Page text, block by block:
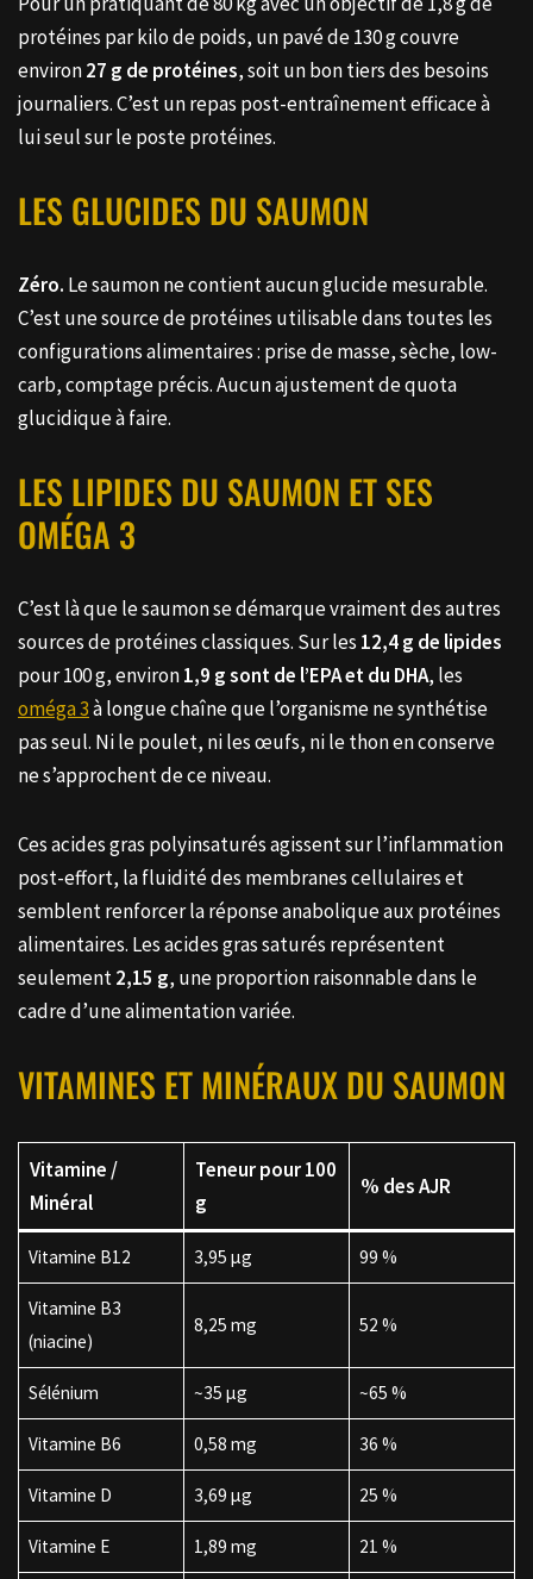
protéines par kilo de poids, un pavé de 130 g couvre
environ27 g de protéines, soit un bon tiers des besoins
journaliers. C’est un repas post-entraînement efficace à
lui seul sur le poste protéines.
LES GLUCIDES DU SAUMON
Zéro. Le saumon ne contient aucun glucide mesurable.
C’est une source de protéines utilisable dans toutes les
configurations alimentaires : prise de masse, sèche, low-
carb, comptage précis. Aucun ajustement de quota
glucidique à faire.
LES LIPIDES DU SAUMON ET SES
OMÉGA 3
C’est là que le saumon se démarque vraiment des autres
sources de protéines classiques. Sur les 12,4 g de lipides
pour 100 g, environ1,9 g sont de l’EPA et du DHA, les
oméga 3à longue chaîne que l’organisme ne synthétise
pas seul. Ni le poulet, ni les œufs, ni le thon en conserve
ne s’approchent de ce niveau.
Ces acides gras polyinsaturés agissent sur l’inflammation
post-effort, la fluidité des membranes cellulaires et
semblent renforcer la réponse anabolique aux protéines
alimentaires. Les acides gras saturés représentent
seulement2,15 g, une proportion raisonnable dans le
cadre d’une alimentation variée.
VITAMINES ET MINÉRAUX DU SAUMON
Vitamine /
Minéral
Teneur pour 100
g
% des AJR
Vitamine B12 3,95 µg 99 %
Vitamine B3
(niacine)
8,25 mg 52 %
Sélénium ~35 µg ~65 %
Vitamine B6 0,58 mg 36 %
Vitamine D 3,69 µg 25 %
Vitamine E 1,89 mg 21 %